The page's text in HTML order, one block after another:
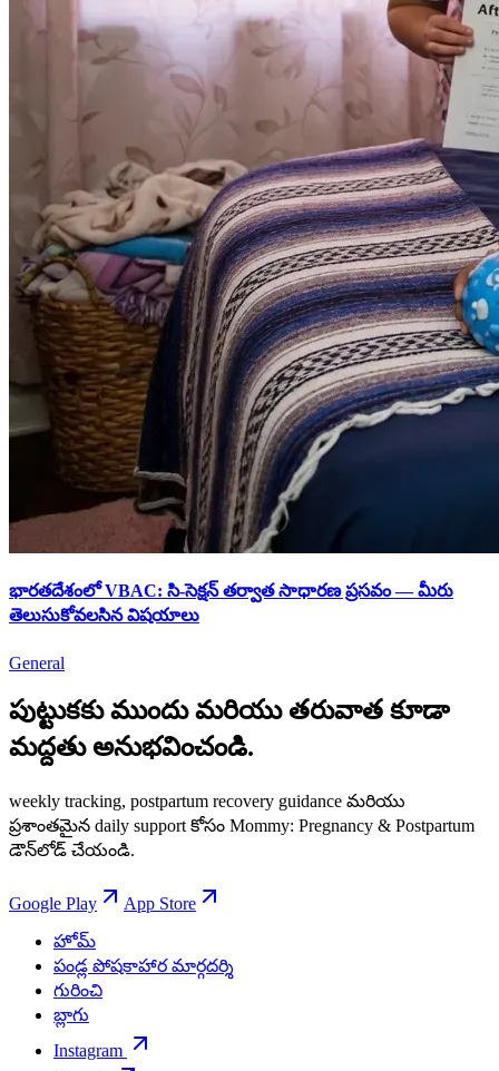
భారతదేశంలో VBAC: సి-సెక్షన్ తర్వాత సాధారణ ప్రసవం — మీరు
తెలుసుకోవలసిన విషయాలు
General
పుట్టుకకు ముందు మరియు తరువాత కూడా
మద్దతు అనుభవించండి.
weekly tracking, postpartum recovery guidance మరియు
ప్రశాంతమైన daily support కోసం Mommy: Pregnancy & Postpartum
డౌన్‌లోడ్ చేయండి.
Google Play
App Store
హోమ్
పండ్ల పోషకాహార మార్గదర్శి
గురించి
బ్లాగు
Instagram